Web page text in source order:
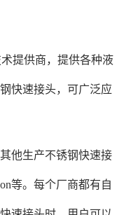
提供商，提供各种液
快速接头，可广泛应
他生产不锈钢快速接
等。每个厂商都有自